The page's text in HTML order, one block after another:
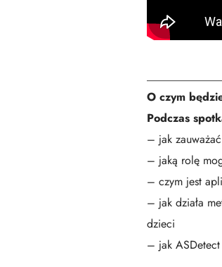
O czym
Podczas
– jak
– jaką rolę
– czym jest
– jak działa
dzieci
– jak